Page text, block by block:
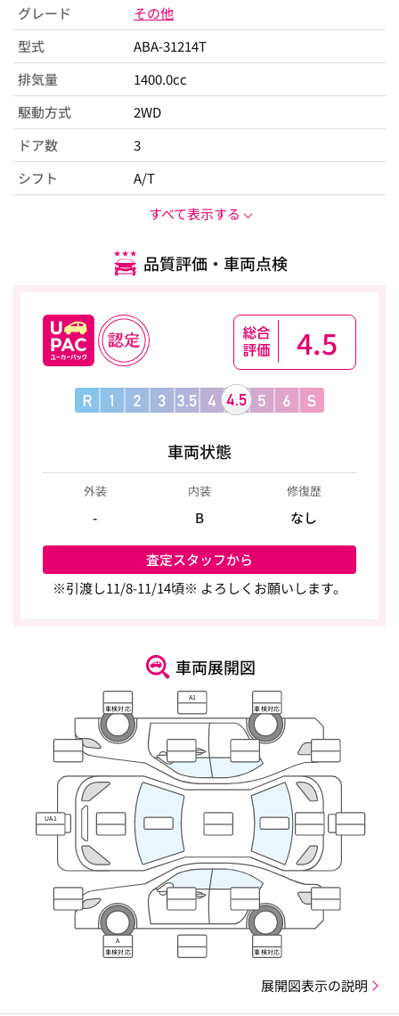
グレード
その他
型式
ABA-31214T
排気量
1400.0cc
駆動方式
2WD
ドア数
3
シフト
A/T
すべて表示する
品質評価・車両点検
4.5
車両状態
外装
-
内装
B
修復歴
なし
査定スタッフから
※引渡し11/8-11/14頃※ よろしくお願いします。
車両展開図
車検対応
A1
車検対応
UA1
A
車検対応
車検対応
展開図表示の説明